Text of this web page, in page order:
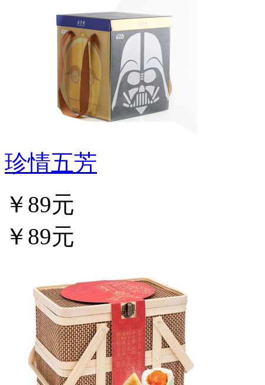
珍情五芳
￥89元
￥89元